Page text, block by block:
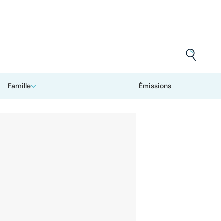
Famille Émissions